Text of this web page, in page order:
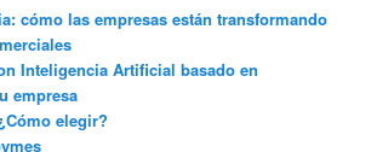
cómo las empresas están transformando
Inteligencia Artificial basado en
empresa
elegir?